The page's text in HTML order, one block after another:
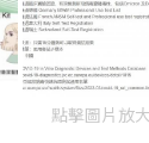
點擊圖片放大